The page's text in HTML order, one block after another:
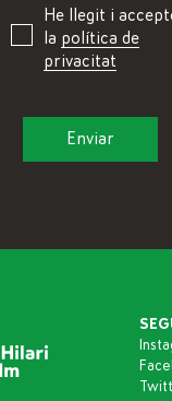
He llegit i
la política de
privacitat